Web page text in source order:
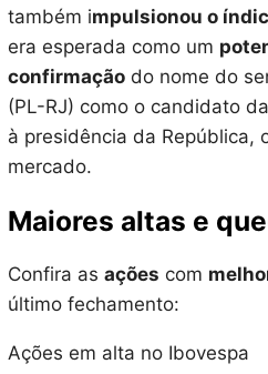
também impulsionou o
era esperada como um
confirmaçãodo nome do
(PL-RJ) como o candidato
à presidência da República,
mercado.
Maiores altas e
Confira as ações com
último fechamento:
Ações em alta no Ibovespa